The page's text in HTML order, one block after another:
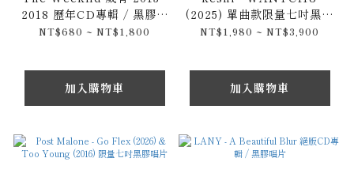
2018 歷年CD專輯 / 黑膠唱
片 - My Dear
NT$680 ~ NT$1,800
加入購物車
(2025) 單曲款限量七吋黑膠
唱片 / 限量短T
NT$1,980 ~ NT$3,900
加入購物車